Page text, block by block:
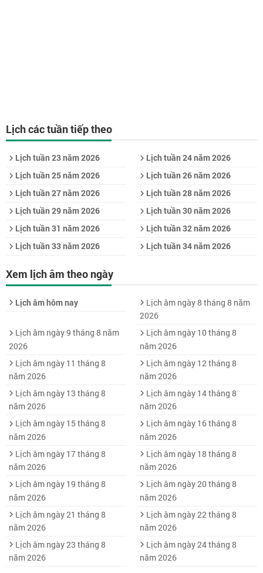
Lịch các tuần tiếp theo
Lịch tuần 23 năm 2026
Lịch tuần 24 năm 2026
Lịch tuần 25 năm 2026
Lịch tuần 26 năm 2026
Lịch tuần 27 năm 2026
Lịch tuần 28 năm 2026
Lịch tuần 29 năm 2026
Lịch tuần 30 năm 2026
Lịch tuần 31 năm 2026
Lịch tuần 32 năm 2026
Lịch tuần 33 năm 2026
Lịch tuần 34 năm 2026
Xem lịch âm theo ngày
Lịch âm hôm nay
Lịch âm ngày 8 tháng 8 năm
2026
Lịch âm ngày 9 tháng 8 năm
2026
Lịch âm ngày 10 tháng 8
năm 2026
Lịch âm ngày 11 tháng 8
năm 2026
Lịch âm ngày 12 tháng 8
năm 2026
Lịch âm ngày 13 tháng 8
năm 2026
Lịch âm ngày 14 tháng 8
năm 2026
Lịch âm ngày 15 tháng 8
năm 2026
Lịch âm ngày 16 tháng 8
năm 2026
Lịch âm ngày 17 tháng 8
năm 2026
Lịch âm ngày 18 tháng 8
năm 2026
Lịch âm ngày 19 tháng 8
năm 2026
Lịch âm ngày 20 tháng 8
năm 2026
Lịch âm ngày 21 tháng 8
năm 2026
Lịch âm ngày 22 tháng 8
năm 2026
Lịch âm ngày 23 tháng 8
năm 2026
Lịch âm ngày 24 tháng 8
năm 2026